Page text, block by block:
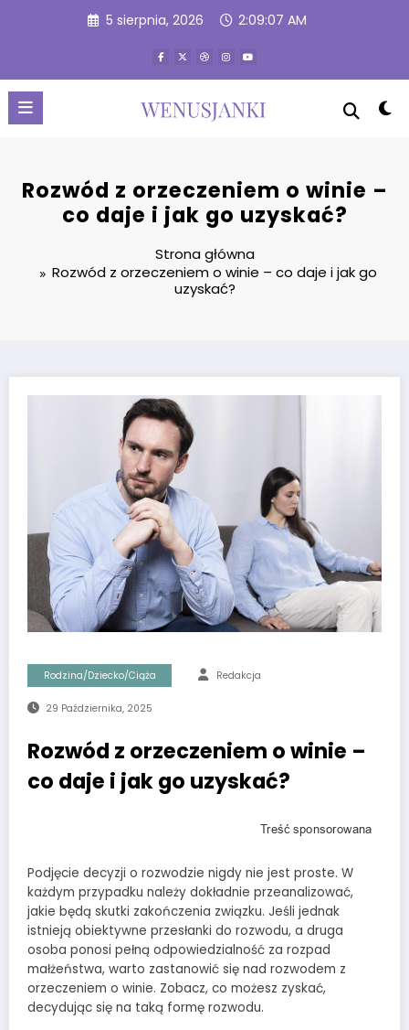
5 sierpnia, 2026 2:09:07 AM
Rozwód z orzeczeniem o winie –
co daje i jak go uzyskać?
Strona główna
Rozwód z orzeczeniem o winie – co daje i jak go
uzyskać?
Rodzina/Dziecko/Ciąża Redakcja
29 Października, 2025
Rozwód z orzeczeniem o winie –
co daje i jak go uzyskać?
Podjęcie decyzji o rozwodzie nigdy nie jest proste. W
każdym przypadku należy dokładnie przeanalizować,
jakie będą skutki zakończenia związku. Jeśli jednak
istnieją obiektywne przesłanki do rozwodu, a druga
osoba ponosi pełną odpowiedzialność za rozpad
małżeństwa, warto zastanowić się nad rozwodem z
orzeczeniem o winie. Zobacz, co możesz zyskać,
decydując się na taką formę rozwodu.